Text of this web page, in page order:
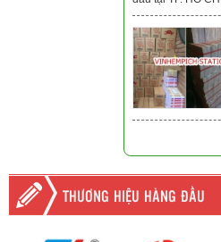
THƯƠNG HIỆU HÀNG ĐẦU